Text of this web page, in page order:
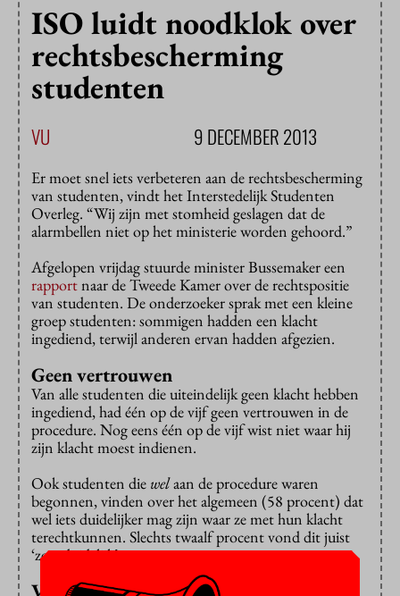
ISO luidt noodklok over
rechtsbescherming
studenten
VU 9 DECEMBER 2013
Er moet snel iets verbeteren aan de rechtsbescherming
van studenten, vindt het Interstedelijk Studenten
Overleg. “Wij zijn met stomheid geslagen dat de
alarmbellen niet op het ministerie worden gehoord.”
Afgelopen vrijdag stuurde minister Bussemaker een
rapportnaar de Tweede Kamer over de rechtspositie
van studenten. De onderzoeker sprak met een kleine
groep studenten: sommigen hadden een klacht
ingediend, terwijl anderen ervan hadden afgezien.
Geen vertrouwen
Van alle studenten die uiteindelijk geen klacht hebben
ingediend, had één op de vijf geen vertrouwen in de
procedure. Nog eens één op de vijf wist niet waar hij
zijn klacht moest indienen.
Ook studenten die welaan de procedure waren
begonnen, vinden over het algemeen (58 procent) dat
wel iets duidelijker mag zijn waar ze met hun klacht
terechtkunnen. Slechts twaalf procent vond dit juist
‘zeer duidelijk’.